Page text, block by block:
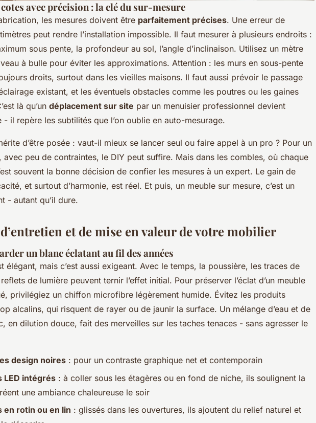
avec précision : la clé du sur-mesure
les mesures doivent être parfaitement précises. Une erreur de
peut rendre l’installation impossible. Il faut mesurer à plusieurs endroits :
sous pente, la profondeur au sol, l’angle d’inclinaison. Utilisez un mètre
à bulle pour éviter les approximations. Attention : les murs en sous-pente
droits, surtout dans les vieilles maisons. Il faut aussi prévoir le passage
existant, et les éventuels obstacles comme les poutres ou les gaines
là qu’un déplacement sur site par un menuisier professionnel devient
- il repère les subtilités que l’on oublie en auto-mesurage.
d’être posée : vaut-il mieux se lancer seul ou faire appel à un pro ? Pour un
avec peu de contraintes, le DIY peut suffire. Mais dans les combles, où chaque
souvent la bonne décision de confier les mesures à un expert. Le gain de
et surtout d’harmonie, est réel. Et puis, un meuble sur mesure, c’est un
- autant qu’il dure.
et de mise en valeur de votre mobilier
un blanc éclatant au fil des années
élégant, mais c’est aussi exigeant. Avec le temps, la poussière, les traces de
de lumière peuvent ternir l’effet initial. Pour préserver l’éclat d’un meuble
privilégiez un chiffon microfibre légèrement humide. Évitez les produits
alcalins, qui risquent de rayer ou de jaunir la surface. Un mélange d’eau et de
en dilution douce, fait des merveilles sur les taches tenaces - sans agresser le
design noires : pour un contraste graphique net et contemporain
LED intégrés : à coller sous les étagères ou en fond de niche, ils soulignent la
une ambiance chaleureuse le soir
en rotin ou en lin : glissés dans les ouvertures, ils ajoutent du relief naturel et